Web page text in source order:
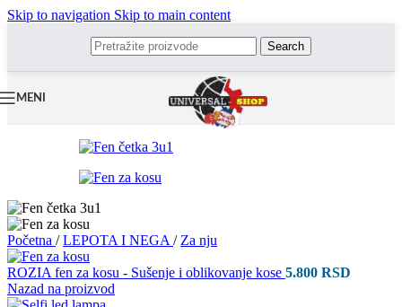
Skip to navigation Skip to main content
Search
MENI
Početna / LEPOTA I NEGA / Za nju
ROZIA fen za kosu - Sušenje i oblikovanje kose 5.800 RSD
Nazad na proizvod